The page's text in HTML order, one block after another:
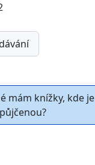
mám knížky, kde je